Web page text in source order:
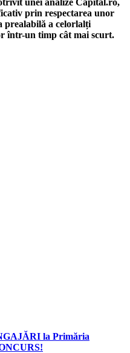
unei analize Capital.ro,
prin respectarea unor
prealabilă a celorlalți
într-un timp cât mai scurt.
la Primăria